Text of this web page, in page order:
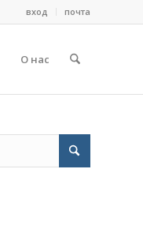
вход почта
О нас